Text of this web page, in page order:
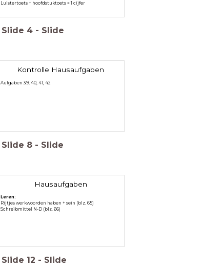
Luistertoets + hoofdstuktoets = 1 cijfer
Slide 4 - Slide
Kontrolle Hausaufgaben
Aufgaben 39, 40, 41, 42
Slide 8 - Slide
Hausaufgaben
Leren:
Rijtjes werkwoorden haben + sein (blz. 65)
Schreibmittel N-D (blz. 66)
Slide 12 - Slide